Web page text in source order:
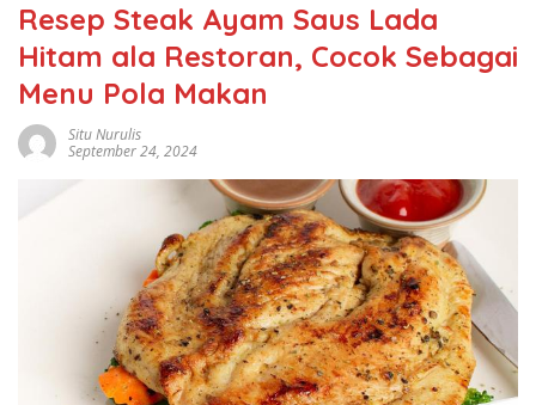
Resep Steak Ayam Saus Lada
Hitam ala Restoran, Cocok Sebagai
Menu Pola Makan
Situ Nurulis
September 24, 2024